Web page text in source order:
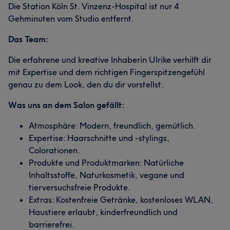
Die Station Köln St. Vinzenz-Hospital ist nur 4
Gehminuten vom Studio entfernt.
Das Team:
Die erfahrene und kreative Inhaberin Ulrike verhilft dir
mit Expertise und dem richtigen Fingerspitzengefühl
genau zu dem Look, den du dir vorstellst.
Was uns an dem Salon gefällt:
Atmosphäre: Modern, freundlich, gemütlich.
Expertise: Haarschnitte und -stylings,
Colorationen.
Produkte und Produktmarken: Natürliche
Inhaltsstoffe, Naturkosmetik, vegane und
tierversuchsfreie Produkte.
Extras: Kostenfreie Getränke, kostenloses WLAN,
Haustiere erlaubt, kinderfreundlich und
barrierefrei.